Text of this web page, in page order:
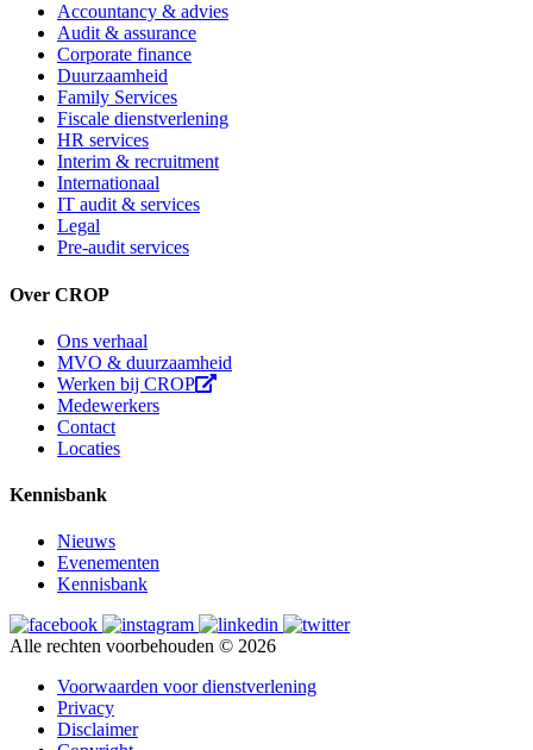
Accountancy & advies
Audit & assurance
Corporate finance
Duurzaamheid
Family Services
Fiscale dienstverlening
HR services
Interim & recruitment
Internationaal
IT audit & services
Legal
Pre-audit services
Over CROP
Ons verhaal
MVO & duurzaamheid
Werken bij CROP
Medewerkers
Contact
Locaties
Kennisbank
Nieuws
Evenementen
Kennisbank
Alle rechten voorbehouden © 2026
Voorwaarden voor dienstverlening
Privacy
Disclaimer